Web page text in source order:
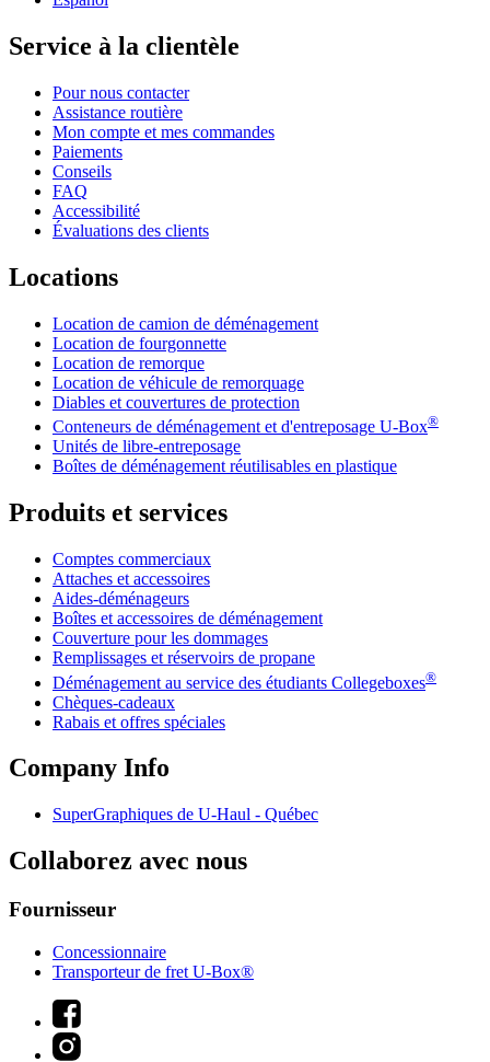
Service à la clientèle
Pour nous contacter
Assistance routière
Mon compte et mes commandes
Paiements
Conseils
FAQ
Accessibilité
Évaluations des clients
Locations
Location de camion de déménagement
Location de fourgonnette
Location de remorque
Location de véhicule de remorquage
Diables et couvertures de protection
Conteneurs de déménagement et d'entreposage U-Box®
Unités de libre-entreposage
Boîtes de déménagement réutilisables en plastique
Produits et services
Comptes commerciaux
Attaches et accessoires
Aides-déménageurs
Boîtes et accessoires de déménagement
Couverture pour les dommages
Remplissages et réservoirs de propane
Déménagement au service des étudiants Collegeboxes®
Chèques-cadeaux
Rabais et offres spéciales
Company Info
SuperGraphiques de U-Haul - Québec
Collaborez avec nous
Fournisseur
Concessionnaire
Transporteur de fret U-Box®